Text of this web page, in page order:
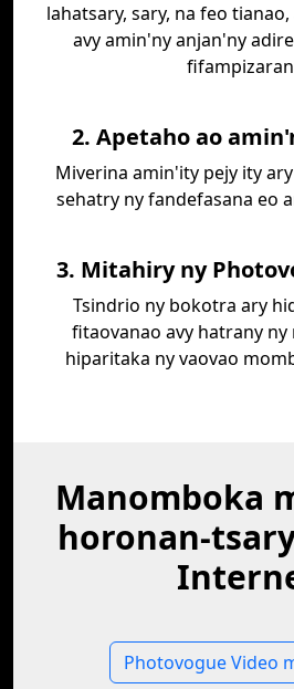
lahatsary, sary, na feo
avy amin'ny anjan'ny
2. Apetaho ao
Miverina amin'ity pejy ity
sehatry ny fandefasana eo
3. Mitahiry ny
Tsindrio ny bokotra ary
fitaovanao avy hatrany ny
hiparitaka ny vaovao
Manomboka
horonan-
Photovogue Video